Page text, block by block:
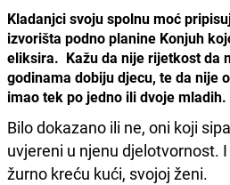
Kladanjci svoju spolnu moć
izvorišta podno planine Konjuh
eliksira. Kažu da nije rijetkost da
godinama dobiju djecu, te da nije
imao tek po jedno ili dvoje mladih.
Bilo dokazano ili ne, oni koji
uvjereni u njenu djelotvornost.
žurno kreću kući, svojoj ženi.